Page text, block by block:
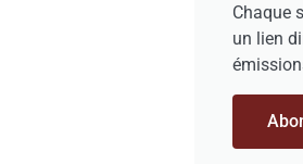
Chaque
un lien